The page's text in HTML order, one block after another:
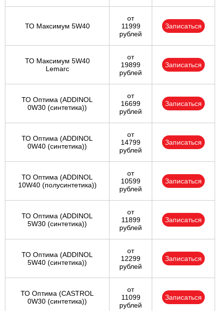
ТО Максимум 5W40
от
11999
рублей
Записаться
ТО Максимум 5W40
Lemarc
от
19899
рублей
Записаться
ТО Оптима (ADDINOL
0W30 (синтетика))
от
16699
рублей
Записаться
ТО Оптима (ADDINOL
0W40 (синтетика))
от
14799
рублей
Записаться
ТО Оптима (ADDINOL
10W40 (полусинтетика))
от
10599
рублей
Записаться
ТО Оптима (ADDINOL
5W30 (синтетика))
от
11899
рублей
Записаться
ТО Оптима (ADDINOL
5W40 (синтетика))
от
12299
рублей
Записаться
ТО Оптима (CASTROL
0W30 (синтетика))
от
11099
рублей
Записаться